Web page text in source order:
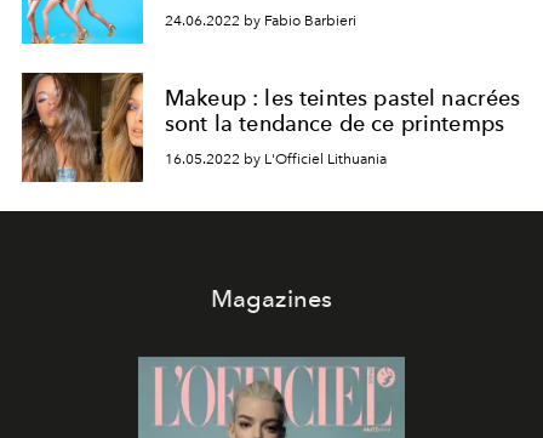
24.06.2022 by Fabio Barbieri
Makeup : les teintes pastel nacrées
sont la tendance de ce printemps
16.05.2022 by L'Officiel Lithuania
Magazines